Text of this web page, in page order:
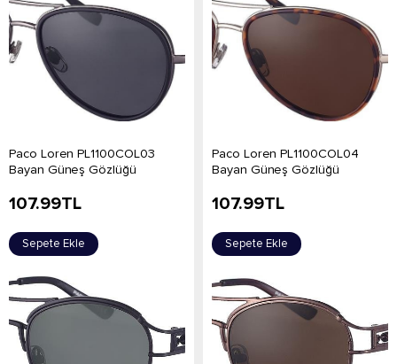
Paco Loren PL1100COL03
Bayan Güneş Gözlüğü
107.99TL
Sepete Ekle
Paco Loren PL1100COL04
Bayan Güneş Gözlüğü
107.99TL
Sepete Ekle